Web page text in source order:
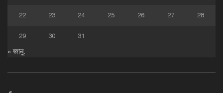
22 23 24 25 26 27 28
29 30 31
« জানু.